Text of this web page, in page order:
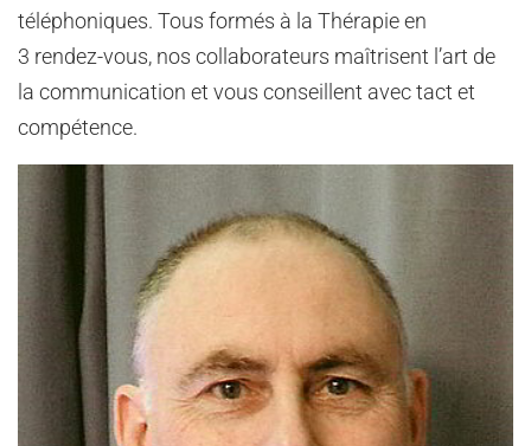
téléphoniques. Tous formés à la Thérapie en
3 rendez-vous, nos collaborateurs maîtrisent l’art de
la communication et vous conseillent avec tact et
compétence.